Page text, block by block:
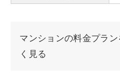
マンションの料金プラン
く見る